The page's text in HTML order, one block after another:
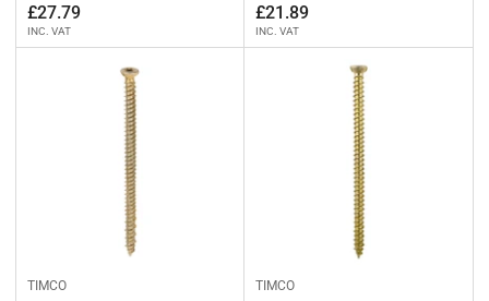
Normaler
Preis
£27.79
INC. VAT
Normaler
Preis
£21.89
INC. VAT
TIMCO TIMCO